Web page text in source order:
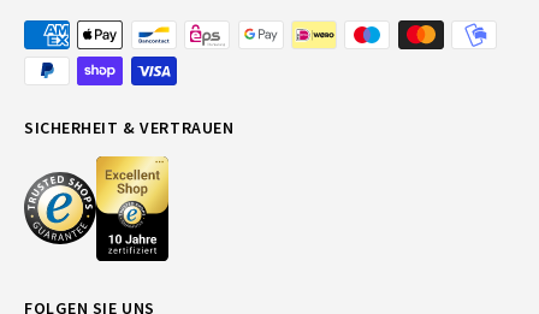
FOLGEN SIE UNS
SICHERHEIT & VERTRAUEN